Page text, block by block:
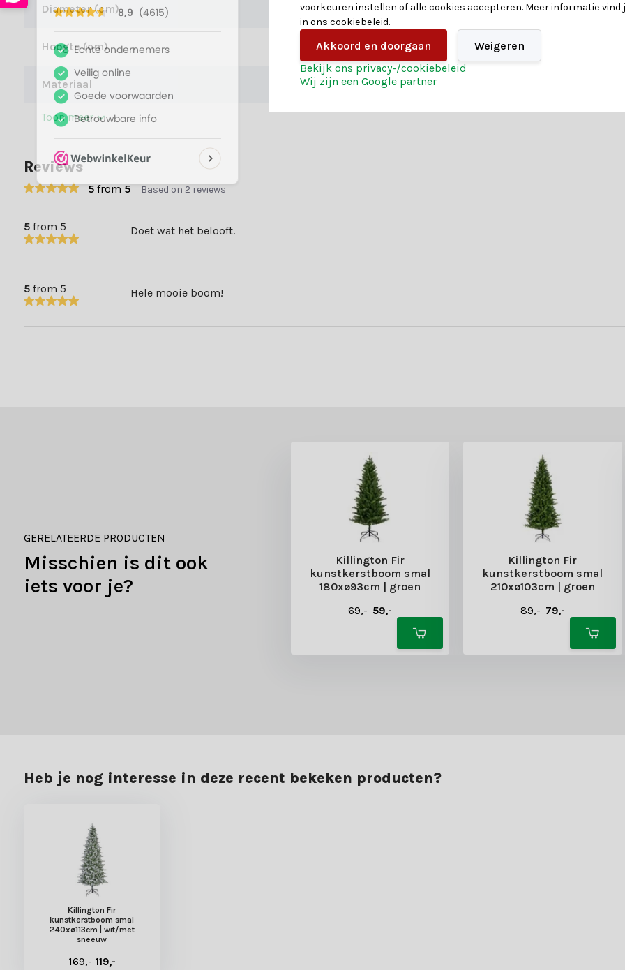
Op deze boom van Everlands zit er een garantie periode van 2 jaar. De bomen zijn EN71-2 gecertificeerd en brandvertragend.
Diameter (cm) 113
Hoogte (cm) 240
Materiaal PE/Harde naald & PVC/Zachte naald
Toon meer
Reviews
5from 5 Based on 2 reviews
5from 5 Doet wat het belooft.
5from 5 Hele mooie boom!
GERELATEERDE PRODUCTEN
Misschien is dit ook
iets voor je?
Fir
smal
| wit/met
Killington Fir
kunstkerstboom smal
Killington Fir
kunstkerstboom smal
180xø93cm | groen
69,- 59,-
Killington Fir
kunstkerstboom smal
210xø103cm | groen
89,- 79,-
Heb je nog interesse in deze recent bekeken producten?
Killington Fir
kunstkerstboom smal
240xø113cm | wit/met
sneeuw
169,- 119,-
voorkeuren instellen of alle cookies accepteren. Meer informatie vind
in ons cookiebeleid.
Akkoord en doorgaan
Weigeren
Bekijk ons privacy-/cookiebeleid
Wij zijn een Google partner